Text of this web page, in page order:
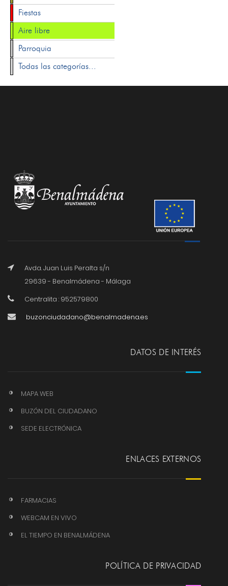
Fiestas
Aire libre
Parroquia
Todas las categorías...
Avda. Juan Luis Peralta s/n
29639 - Benalmádena - Málaga
Centralita : 952579800
buzonciudadano@benalmadena.es
DATOS DE INTERÉS
MAPA WEB
BUZÓN DEL CIUDADANO
SEDE ELECTRÓNICA
ENLACES EXTERNOS
FARMACIAS
WEBCAM EN VIVO
EL TIEMPO EN BENALMÁDENA
POLÍTICA DE PRIVACIDAD